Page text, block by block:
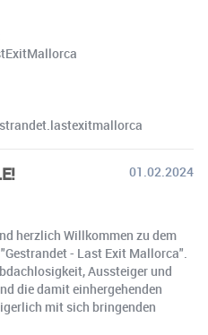
01.02.2024
herzlich Willkommen zu dem
- Last Exit Mallorca".
Aussteiger und
die damit einhergehenden
mit sich bringenden